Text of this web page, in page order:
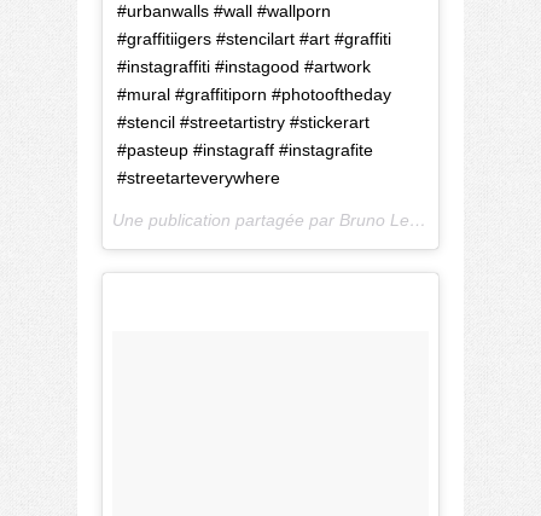
#urbanwalls #wall #wallporn
#graffitiigers #stencilart #art #graffiti
#instagraffiti #instagood #artwork
#mural #graffitiporn #photooftheday
#stencil #streetartistry #stickerart
#pasteup #instagraff #instagrafite
#streetarteverywhere
Une publication partagée par Bruno Lelièvre (@b.l_photos) le